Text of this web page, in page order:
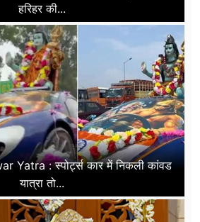
हरिहर की...
Yatra : स्पोर्ट्स कार में निकली कांवड
यात्रा तो...